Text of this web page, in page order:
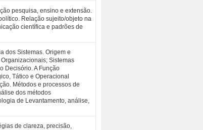
pesquisa, ensino e extensão.
Relação sujeito/objeto na
científica e padrões de
dos Sistemas. Origem e
Sistemas
Decisório. A Função
Tático e Operacional
Métodos e processos de
dos métodos
de Levantamento, análise,
de clareza, precisão,